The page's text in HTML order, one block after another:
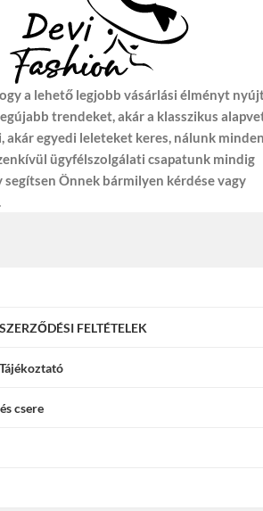
a lehető legjobb vásárlási élményt
trendeket, akár a klasszikus
akár egyedi leleteket keres, nálunk
ügyfélszolgálati csapatunk mindig
segítsen Önnek bármilyen kérdése vagy
FELTÉTELEK
csere